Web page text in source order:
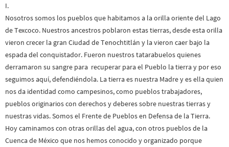
I.
Nosotros somos los pueblos que habitamos a la orilla oriente del Lago
de Texcoco. Nuestros ancestros poblaron estas tierras, desde esta orilla
vieron crecer la gran Ciudad de Tenochtitlán y la vieron caer bajo la
espada del conquistador. Fueron nuestros tatarabuelos quienes
derramaron su sangre para recuperar para el Pueblo la tierra y por eso
seguimos aquí, defendiéndola. La tierra es nuestra Madre y es ella quien
nos da identidad como campesinos, como pueblos trabajadores,
pueblos originarios con derechos y deberes sobre nuestras tierras y
nuestras vidas. Somos el Frente de Pueblos en Defensa de la Tierra.
Hoy caminamos con otras orillas del agua, con otros pueblos de la
Cuenca de México que nos hemos conocido y organizado porque